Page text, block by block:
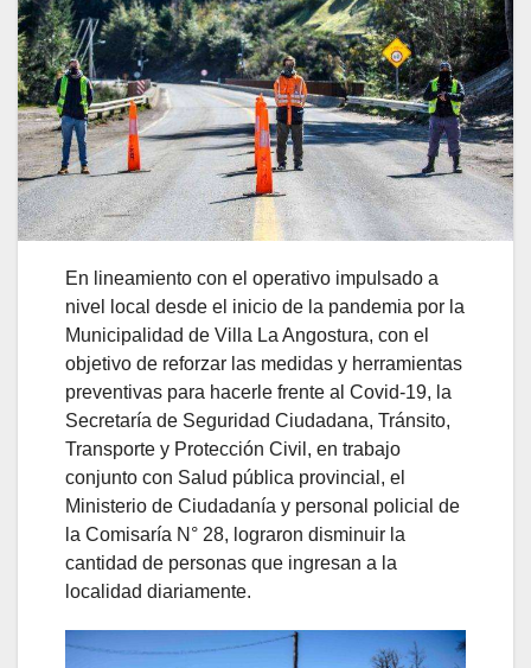
En lineamiento con el operativo impulsado a
nivel local desde el inicio de la pandemia por la
Municipalidad de Villa La Angostura, con el
objetivo de reforzar las medidas y herramientas
preventivas para hacerle frente al Covid-19, la
Secretaría de Seguridad Ciudadana, Tránsito,
Transporte y Protección Civil, en trabajo
conjunto con Salud pública provincial, el
Ministerio de Ciudadanía y personal policial de
la Comisaría N° 28, lograron disminuir la
cantidad de personas que ingresan a la
localidad diariamente.